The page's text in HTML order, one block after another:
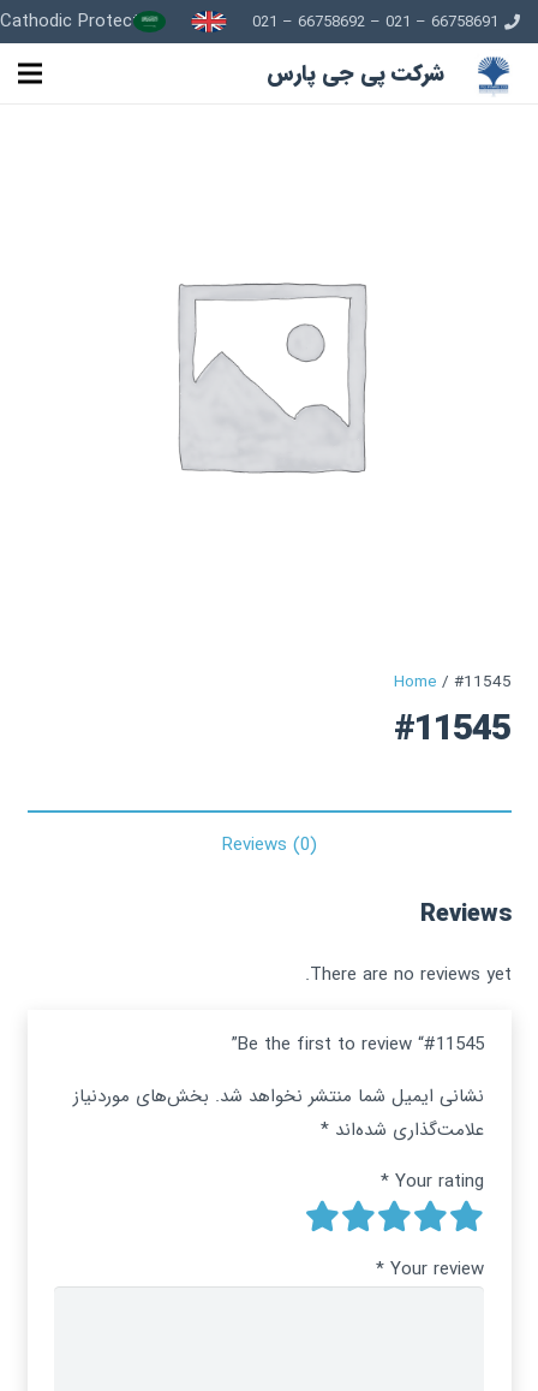
66758691 – 021 – 66758692 – 021
Cathodic Protection
شرکت پی جی پارس
Home / #11545
#11545
Reviews (0)
Reviews
There are no reviews yet.
Be the first to review “#11545”
نشانی ایمیل شما منتشر نخواهد شد. بخش‌های موردنیاز
علامت‌گذاری شده‌اند *
Your rating
*
Your review
*